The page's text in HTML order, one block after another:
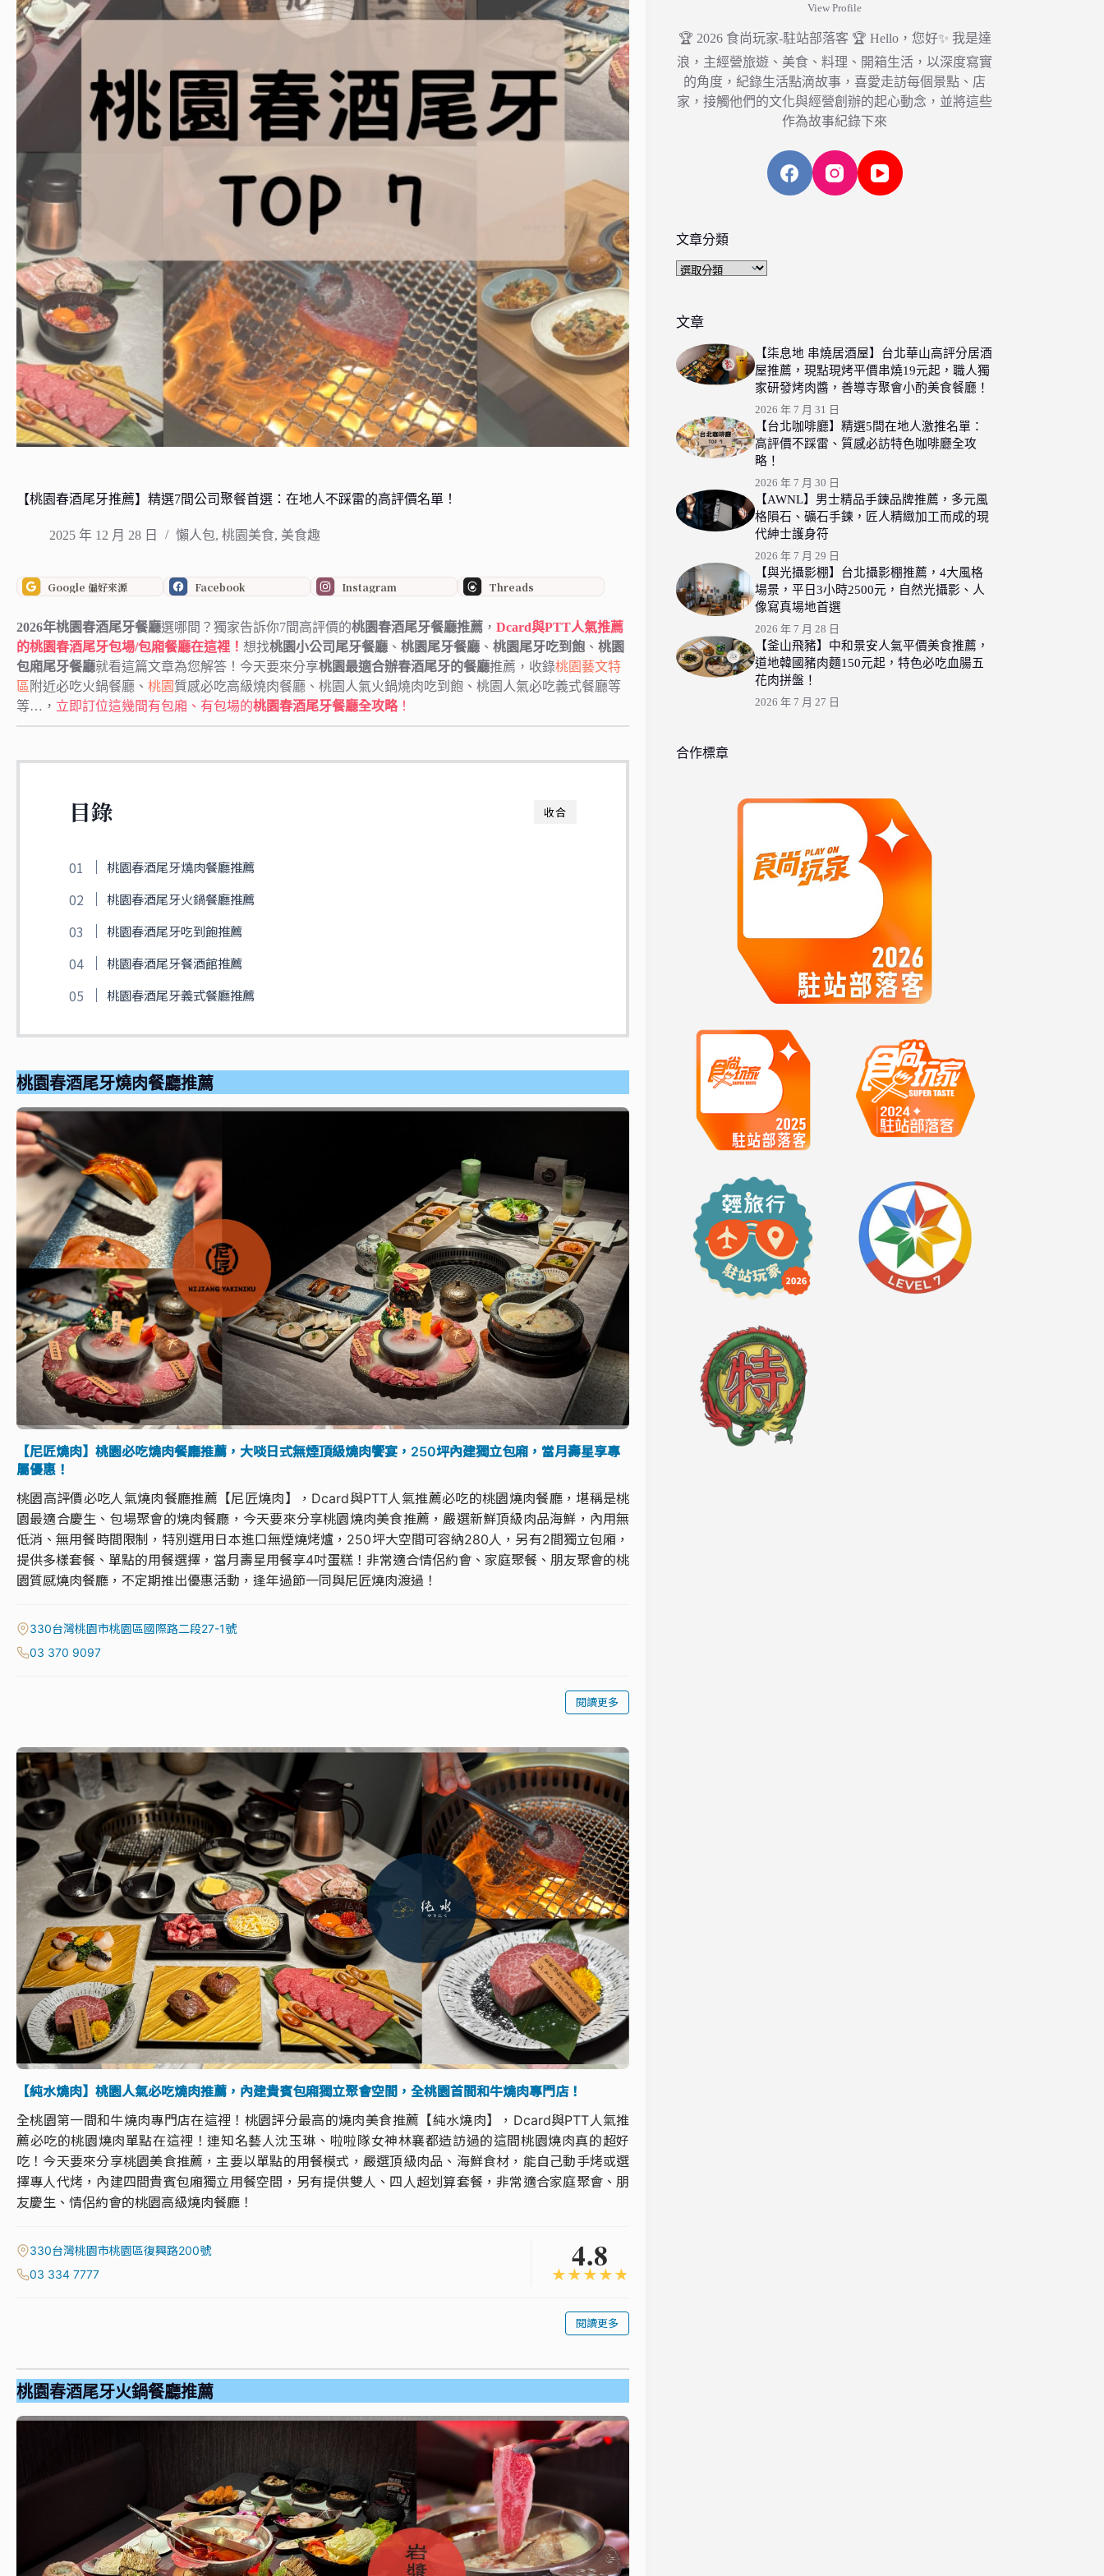
【桃園春酒尾牙推薦】精選7間公司聚餐首選：在地人不踩雷的高評價名單！
2025 年 12 月 28 日 懶人包, 桃園美食, 美食趣
Google 偏好來源 Facebook Instagram Threads
2026年桃園春酒尾牙餐廳選哪間？獨家告訴你7間高評價的桃園春酒尾牙餐廳推薦 ， Dcard與PTT人氣推薦
的桃園春酒尾牙包場/包廂餐廳在這裡！ 想找桃園小公司尾牙餐廳 、 桃園尾牙餐廳 、 桃園尾牙吃到飽 、 桃園
包廂尾牙餐廳就看這篇文章為您解答！今天要來分享桃園最適合辦春酒尾牙的餐廳推薦，收錄桃園藝文特
區 附近必吃火鍋餐廳、 桃園 質感必吃高級燒肉餐廳、桃園人氣火鍋燒肉吃到飽、桃園人氣必吃義式餐廳等
等…， 立即訂位這幾間有包廂、有包場的桃園春酒尾牙餐廳全攻略！
收合
目錄
桃園春酒尾牙燒肉餐廳推薦
桃園春酒尾牙火鍋餐廳推薦
桃園春酒尾牙吃到飽推薦
桃園春酒尾牙餐酒館推薦
桃園春酒尾牙義式餐廳推薦
桃園春酒尾牙燒肉餐廳推薦
【尼匠燒肉】桃園必吃燒肉餐廳推薦，大啖日式無煙頂級燒肉饗宴，250坪內建獨立包廂，當月壽星享專
屬優惠！
桃園高評價必吃人氣燒肉餐廳推薦【尼匠燒肉】，Dcard與PTT人氣推薦必吃的桃園燒肉餐廳，堪稱是桃
園最適合慶生、包場聚會的燒肉餐廳，今天要來分享桃園燒肉美食推薦，嚴選新鮮頂級肉品海鮮，內用無
低消、無用餐時間限制，特別選用日本進口無煙燒烤爐，250坪大空間可容納280人，另有2間獨立包廂，
提供多樣套餐、單點的用餐選擇，當月壽星用餐享4吋蛋糕！非常適合情侶約會、家庭聚餐、朋友聚會的桃
園質感燒肉餐廳，不定期推出優惠活動，逢年過節一同與尼匠燒肉渡過！
330台灣桃園市桃園區國際路二段27-1號
03 370 9097
閱讀更多
【純水燒肉】桃園人氣必吃燒肉推薦，內建貴賓包廂獨立聚會空間，全桃園首間和牛燒肉專門店！
全桃園第一間和牛燒肉專門店在這裡！桃園評分最高的燒肉美食推薦【純水燒肉】，Dcard與PTT人氣推
薦必吃的桃園燒肉單點在這裡！連知名藝人沈玉琳、啦啦隊女神林襄都造訪過的這間桃園燒肉真的超好
吃！今天要來分享桃園美食推薦，主要以單點的用餐模式，嚴選頂級肉品、海鮮食材，能自己動手烤或選
擇專人代烤，內建四間貴賓包廂獨立用餐空間，另有提供雙人、四人超划算套餐，非常適合家庭聚會、朋
友慶生、情侶約會的桃園高級燒肉餐廳！
330台灣桃園市桃園區復興路200號
03 334 7777
4.8
★★★★★
閱讀更多
桃園春酒尾牙火鍋餐廳推薦
View Profile
🏆 2026 食尚玩家-駐站部落客 🏆 Hello，您好✨ 我是達
浪，主經營旅遊、美食、料理、開箱生活，以深度寫實
的角度，紀錄生活點滴故事，喜愛走訪每個景點、店
家，接觸他們的文化與經營創辦的起心動念，並將這些
作為故事紀錄下來
文章分類
文
類
文章
【柒息地 串燒居酒屋】台北華山高評分居酒
屋推薦，現點現烤平價串燒19元起，職人獨
家研發烤肉醬，善導寺聚會小酌美食餐廳！
2026 年 7 月 31 日
【台北咖啡廳】精選5間在地人激推名單：
高評價不踩雷、質感必訪特色咖啡廳全攻
略！
2026 年 7 月 30 日
【AWNL】男士精品手鍊品牌推薦，多元風
格隕石、礦石手鍊，匠人精緻加工而成的現
代紳士護身符
2026 年 7 月 29 日
【與光攝影棚】台北攝影棚推薦，4大風格
場景，平日3小時2500元，自然光攝影、人
像寫真場地首選
2026 年 7 月 28 日
【釜山飛豬】中和景安人氣平價美食推薦，
道地韓國豬肉麵150元起，特色必吃血腸五
花肉拼盤！
2026 年 7 月 27 日
合作標章